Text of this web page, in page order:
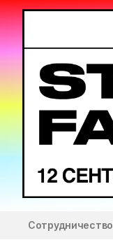
Сотрудничество